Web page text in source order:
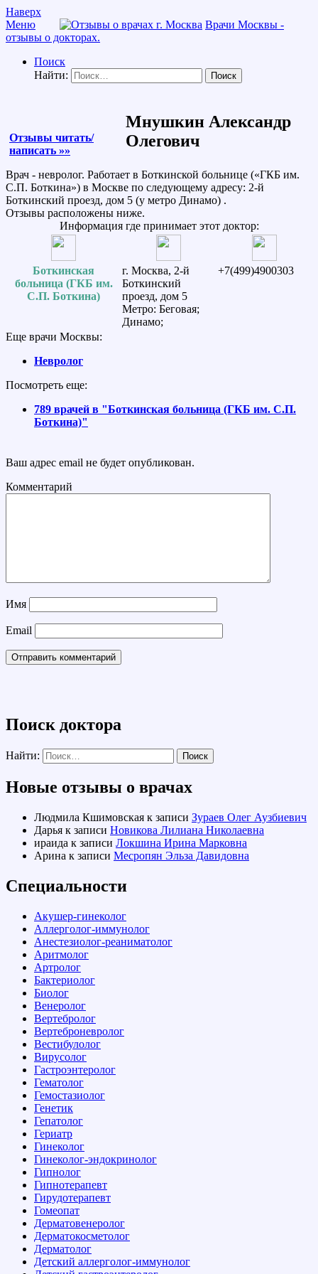
Наверх
Меню
Врачи Москвы -
отзывы о докторах.
Поиск
Найти:
Отзывы читать/
написать »»
Мнушкин Александр
Олегович
Врач - невролог. Работает в Боткинской больнице («ГКБ им.
С.П. Боткина») в Москве по следующему адресу: 2-й
Боткинский проезд, дом 5 (у метро Динамо) .
Отзывы расположены ниже.
Информация где принимает этот доктор:
Боткинская
больница (ГКБ им.
С.П. Боткина)
г. Москва, 2-й
Боткинский
проезд, дом 5
Метро: Беговая;
Динамо;
+7(499)4900303
Еще врачи Москвы:
Невролог
Посмотреть еще:
789 врачей в "Боткинская больница (ГКБ им. С.П.
Боткина)"
Ваш адрес email не будет опубликован.
Комментарий
Имя
Email
Поиск доктора
Найти:
Новые отзывы о врачах
Людмила Кшимовская к записи Зураев Олег Аузбиевич
Дарья к записи Новикова Лилиана Николаевна
ираида к записи Локшина Ирина Марковна
Арина к записи Месропян Эльза Давидовна
Специальности
Акушер-гинеколог
Аллерголог-иммунолог
Анестезиолог-реаниматолог
Аритмолог
Артролог
Бактериолог
Биолог
Венеролог
Вертебролог
Вертеброневролог
Вестибулолог
Вирусолог
Гастроэнтеролог
Гематолог
Гемостазиолог
Генетик
Гепатолог
Гериатр
Гинеколог
Гинеколог-эндокринолог
Гипнолог
Гипнотерапевт
Гирудотерапевт
Гомеопат
Дерматовенеролог
Дерматокосметолог
Дерматолог
Детский аллерголог-иммунолог